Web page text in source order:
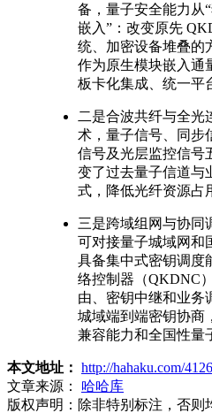
备，量子安全能力从
嵌入”：改变原先
统、加密设备堆叠的
作为原生模块嵌入通
板卡化集成、统一平
二是合波共纤与全光
术，量子信号、同步
信号及光层监控信号
变了过去量子信道与
式，降低光纤资源占
三是跨域组网与协同
可对接量子城域网和
具备集中式密钥调度
络控制器（QKDNC
由、密钥中继和业务
城域端到端密钥协商
兼容能力和全国性量
本文地址： http://hahaku.com/
文章来源：
哈哈库
版权声明： 除非特别标注，否则